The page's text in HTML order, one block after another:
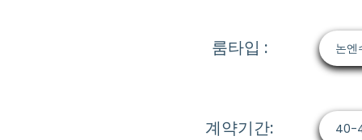
룸타입 : 논엔
계약기간: 40-